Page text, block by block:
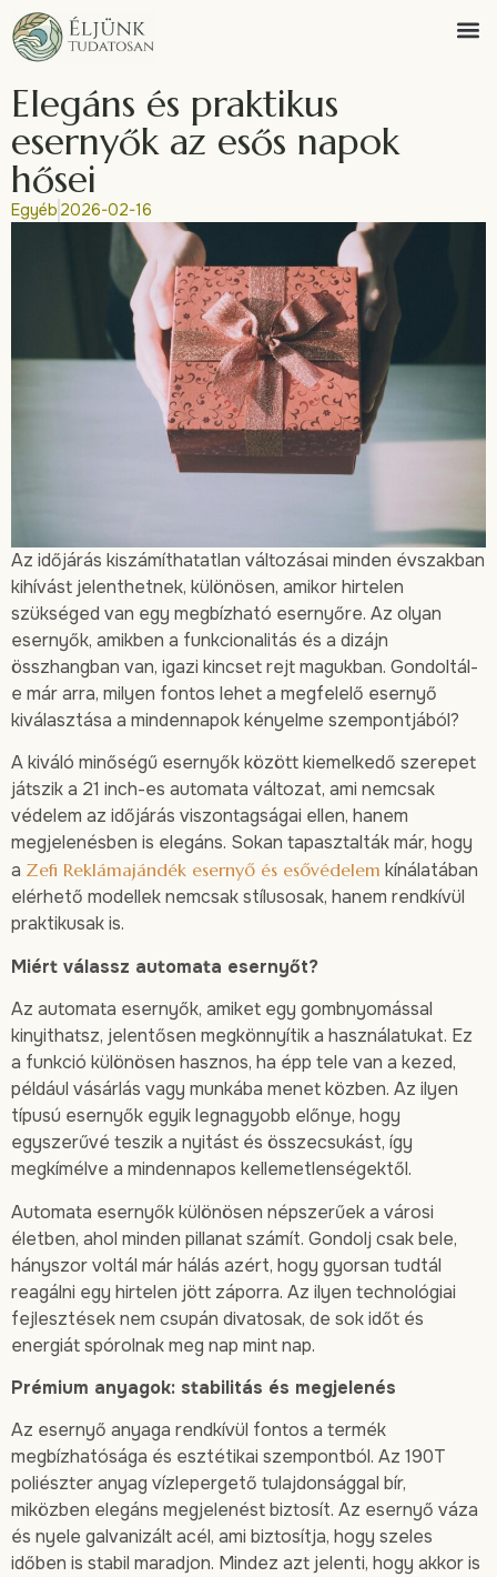
Elegáns és praktikus
esernyők az esős napok
hősei
Egyéb 2026-02-16
Az időjárás kiszámíthatatlan változásai minden évszakban
kihívást jelenthetnek, különösen, amikor hirtelen
szükséged van egy megbízható esernyőre. Az olyan
esernyők, amikben a funkcionalitás és a dizájn
összhangban van, igazi kincset rejt magukban. Gondoltál-
e már arra, milyen fontos lehet a megfelelő esernyő
kiválasztása a mindennapok kényelme szempontjából?
A kiváló minőségű esernyők között kiemelkedő szerepet
játszik a 21 inch-es automata változat, ami nemcsak
védelem az időjárás viszontagságai ellen, hanem
megjelenésben is elegáns. Sokan tapasztalták már, hogy
a Zefi Reklámajándék esernyő és esővédelem kínálatában
elérhető modellek nemcsak stílusosak, hanem rendkívül
praktikusak is.
Miért válassz automata esernyőt?
Az automata esernyők, amiket egy gombnyomással
kinyithatsz, jelentősen megkönnyítik a használatukat. Ez
a funkció különösen hasznos, ha épp tele van a kezed,
például vásárlás vagy munkába menet közben. Az ilyen
típusú esernyők egyik legnagyobb előnye, hogy
egyszerűvé teszik a nyitást és összecsukást, így
megkímélve a mindennapos kellemetlenségektől.
Automata esernyők különösen népszerűek a városi
életben, ahol minden pillanat számít. Gondolj csak bele,
hányszor voltál már hálás azért, hogy gyorsan tudtál
reagálni egy hirtelen jött záporra. Az ilyen technológiai
fejlesztések nem csupán divatosak, de sok időt és
energiát spórolnak meg nap mint nap.
Prémium anyagok: stabilitás és megjelenés
Az esernyő anyaga rendkívül fontos a termék
megbízhatósága és esztétikai szempontból. Az 190T
poliészter anyag vízlepergető tulajdonsággal bír,
miközben elegáns megjelenést biztosít. Az esernyő váza
és nyele galvanizált acél, ami biztosítja, hogy szeles
időben is stabil maradjon. Mindez azt jelenti, hogy akkor is